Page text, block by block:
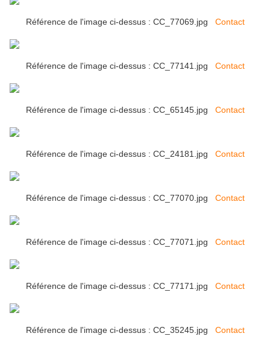
Référence de l'image ci-dessus : CC_77069.jpg Contact
Référence de l'image ci-dessus : CC_77141.jpg Contact
Référence de l'image ci-dessus : CC_65145.jpg Contact
Référence de l'image ci-dessus : CC_24181.jpg Contact
Référence de l'image ci-dessus : CC_77070.jpg Contact
Référence de l'image ci-dessus : CC_77071.jpg Contact
Référence de l'image ci-dessus : CC_77171.jpg Contact
Référence de l'image ci-dessus : CC_35245.jpg Contact